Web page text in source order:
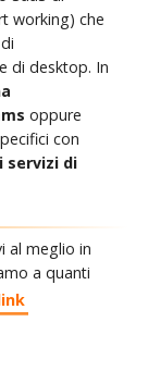
working) che
di desktop. In
oppure
con
servizi di
al meglio in
a quanti